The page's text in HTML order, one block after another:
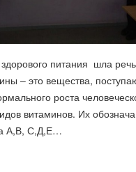
питания шла
– это вещества,
роста
витаминов. Их
А,В, С,Д,Е…